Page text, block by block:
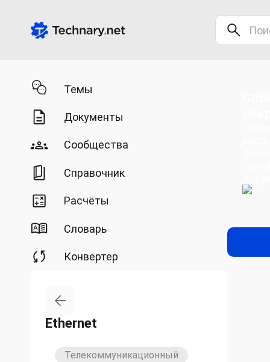
Темы
Документы
Сообщества
Справочник
Расчёты
Словарь
Конвертер
Ethernet
Телекоммуникационный